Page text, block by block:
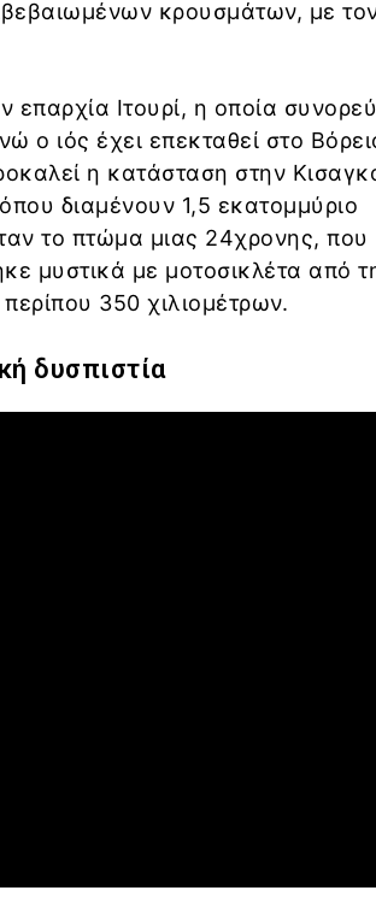
κρουσμάτων, με τον
επαρχία Ιτουρί, η οποία
ο ιός έχει επεκταθεί στο
η κατάσταση στην
διαμένουν 1,5 εκατομμύριο
το πτώμα μιας 24χρονης, που
μυστικά με μοτοσικλέτα από
350 χιλιομέτρων.
δυσπιστία